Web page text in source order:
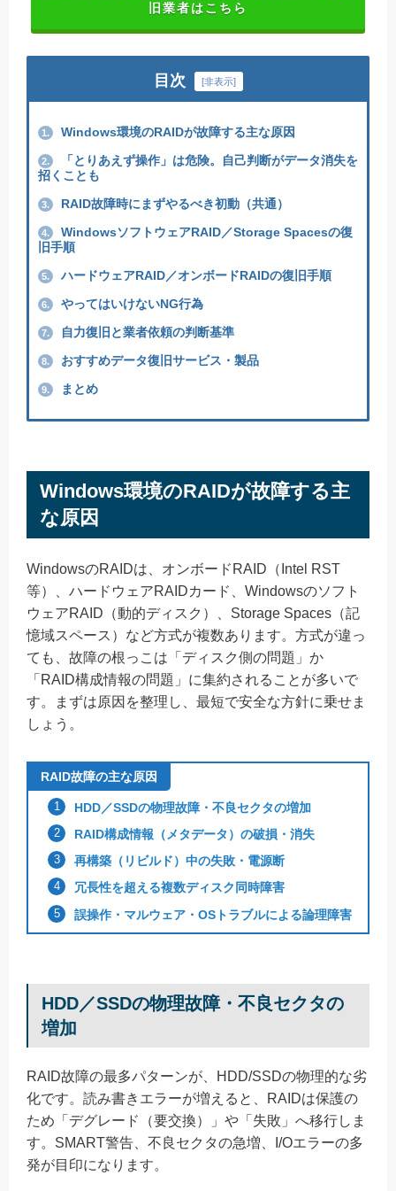
旧業者はこちら
目次 [非表示]
1. Windows環境のRAIDが故障する主な原因
2.
「とりあえず操作」は危険。自己判断がデータ消失を
招くことも
3. RAID故障時にまずやるべき初動（共通）
4.
WindowsソフトウェアRAID／Storage Spacesの復
旧手順
5. ハードウェアRAID／オンボードRAIDの復旧手順
6. やってはいけないNG行為
7. 自力復旧と業者依頼の判断基準
8. おすすめデータ復旧サービス・製品
9. まとめ
Windows環境のRAIDが故障する主
な原因
WindowsのRAIDは、オンボードRAID（Intel RST
等）、ハードウェアRAIDカード、Windowsのソフト
ウェアRAID（動的ディスク）、Storage Spaces（記
憶域スペース）など方式が複数あります。方式が違っ
ても、故障の根っこは「ディスク側の問題」か
「RAID構成情報の問題」に集約されることが多いで
す。まずは原因を整理し、最短で安全な方針に乗せま
しょう。
RAID故障の主な原因
HDD／SSDの物理故障・不良セクタの増加
RAID構成情報（メタデータ）の破損・消失
再構築（リビルド）中の失敗・電源断
冗長性を超える複数ディスク同時障害
誤操作・マルウェア・OSトラブルによる論理障害
HDD／SSDの物理故障・不良セクタの
増加
RAID故障の最多パターンが、HDD/SSDの物理的な劣
化です。読み書きエラーが増えると、RAIDは保護の
ため「デグレード（要交換）」や「失敗」へ移行しま
す。SMART警告、不良セクタの急増、I/Oエラーの多
発が目印になります。